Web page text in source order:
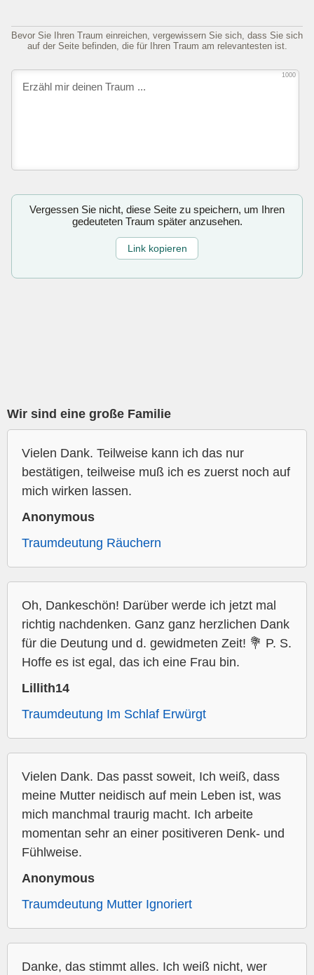
Bevor Sie Ihren Traum einreichen, vergewissern Sie sich, dass Sie sich
auf der Seite befinden, die für Ihren Traum am relevantesten ist.
1000
Vergessen Sie nicht, diese Seite zu speichern, um Ihren
gedeuteten Traum später anzusehen.
Link kopieren
Wir sind eine große Familie
Vielen Dank. Teilweise kann ich das nur
bestätigen, teilweise muß ich es zuerst noch auf
mich wirken lassen.
Anonymous
Traumdeutung Räuchern
Oh, Dankeschön! Darüber werde ich jetzt mal
richtig nachdenken. Ganz ganz herzlichen Dank
für die Deutung und d. gewidmeten Zeit! 💐 P. S.
Hoffe es ist egal, das ich eine Frau bin.
Lillith14
Traumdeutung Im Schlaf Erwürgt
Vielen Dank. Das passt soweit, Ich weiß, dass
meine Mutter neidisch auf mein Leben ist, was
mich manchmal traurig macht. Ich arbeite
momentan sehr an einer positiveren Denk- und
Fühlweise.
Anonymous
Traumdeutung Mutter Ignoriert
Danke, das stimmt alles. Ich weiß nicht, wer